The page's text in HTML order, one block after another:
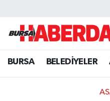
BURSA BELEDİYELER
Hava Durumu
Trafik Durumu
Süper Lig Puan